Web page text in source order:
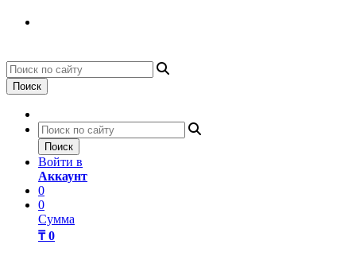
Поиск
Поиск
Войти в
Аккаунт
0
0
Сумма
₸ 0